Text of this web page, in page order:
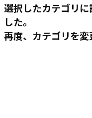
選択したカテゴリ
した。
再度、カテゴリを変